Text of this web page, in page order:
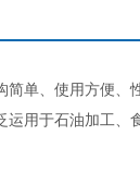
单、使用方便
用于石油加工